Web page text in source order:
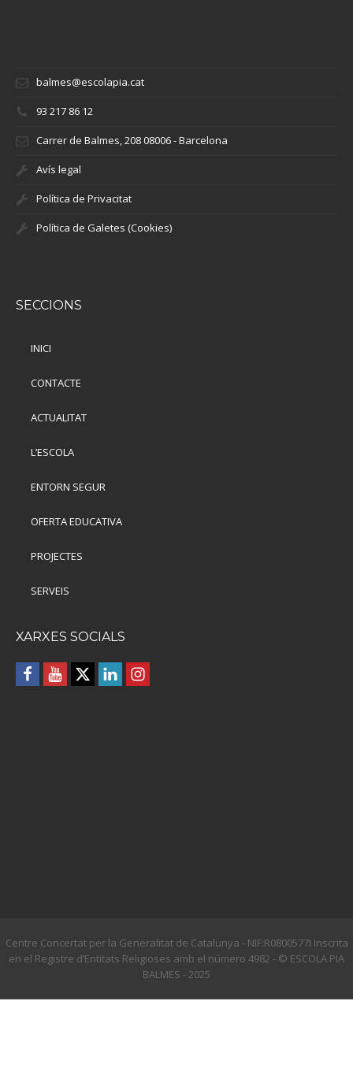
balmes@escolapia.cat
93 217 86 12
Carrer de Balmes, 208 08006 - Barcelona
Avís legal
Política de Privacitat
Política de Galetes (Cookies)
SECCIONS
INICI
CONTACTE
ACTUALITAT
L’ESCOLA
ENTORN SEGUR
OFERTA EDUCATIVA
PROJECTES
SERVEIS
XARXES SOCIALS
Centre Concertat per la Generalitat de Catalunya - NIF:R0800577I Inscrita
en el Registre d’Entitats Religioses amb el número 4982 - © ESCOLA PIA
BALMES - 2025